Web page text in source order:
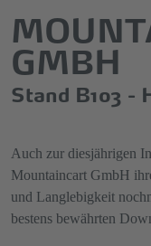
springen
springen
GMBH
Stand B103 -
Auch zur diesjährigen
Mountaincart GmbH
und Langlebigkeit
bestens bewährten